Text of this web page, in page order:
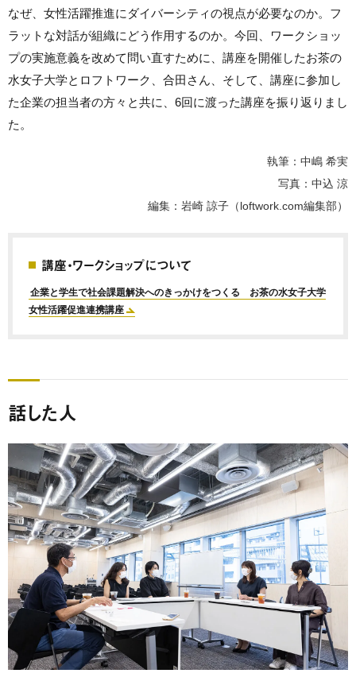
なぜ、女性活躍推進にダイバーシティの視点が必要なのか。フ
ラットな対話が組織にどう作用するのか。今回、ワークショッ
プの実施意義を改めて問い直すために、講座を開催したお茶の
水女子大学とロフトワーク、合田さん、そして、講座に参加し
た企業の担当者の方々と共に、6回に渡った講座を振り返りまし
た。
執筆：中嶋 希実
写真：中込 涼
編集：岩崎 諒子（loftwork.com編集部）
講座・ワークショップについて
企業と学生で社会課題解決へのきっかけをつくる お茶の水女子大学
女性活躍促進連携講座
話した人